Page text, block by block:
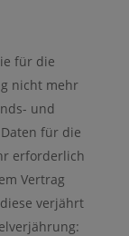
für die
nicht mehr
und
für die
erforderlich
Vertrag
verjährt